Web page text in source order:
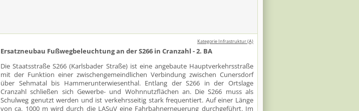
Kategorie Infrastruktur (A)
Ersatzneubau Fußwegbeleuchtung an der S266 in Cranzahl - 2. BA
Die Staatsstraße S266 (Karlsbader Straße) ist eine angebaute Hauptverkehrsstraße
mit der Funktion einer zwischengemeindlichen Verbindung zwischen Cunersdorf
über Sehmatal bis Hammerunterwiesenthal. Entlang der S266 in der Ortslage
Cranzahl schließen sich Gewerbe- und Wohnnutzflächen an. Die S266 muss als
Schulweg genutzt werden und ist verkehrsseitig stark frequentiert. Auf einer Länge
von ca. 1000 m wird durch die LASuV eine Fahrbahnerneuerung durchgeführt. Im